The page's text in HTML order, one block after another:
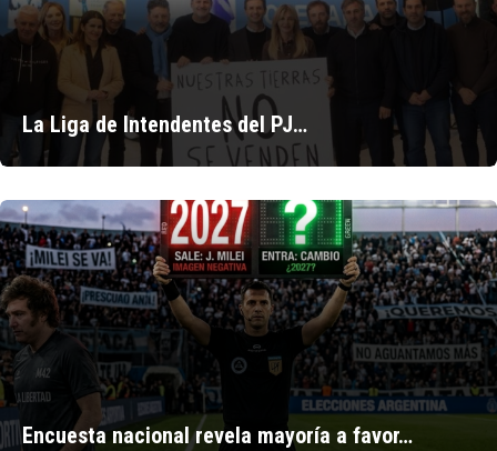
La Liga de Intendentes del PJ…
Encuesta nacional revela mayoría a favor…